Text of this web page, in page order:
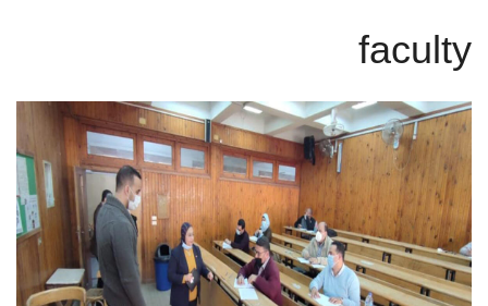
الأنظمة الذكية
الإعلام
تواصل معنا
الطلاب
faculty